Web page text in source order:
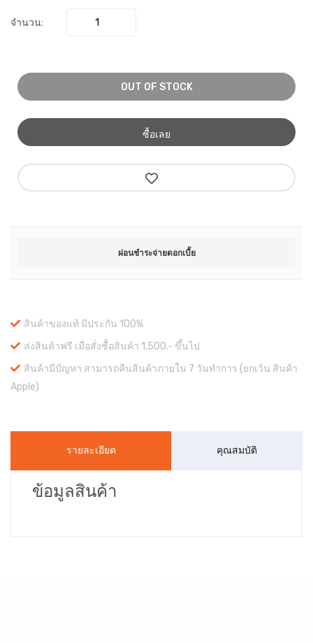
จำนวน:
OUT OF STOCK
ซื้อเลย
ผ่อนชำระจ่ายดอกเบี้ย
สินค้าของแท้ มีประกัน 100%
ส่งสินค้าฟรี เมื่อสั่งซื้อสินค้า 1,500.- ขึ้นไป
สินค้ามีปัญหา สามารถคืนสินค้าภายใน 7 วันทำการ (ยกเว้น สินค้า
Apple)
รายละเอียด คุณสมบัติ
ข้อมูลสินค้า